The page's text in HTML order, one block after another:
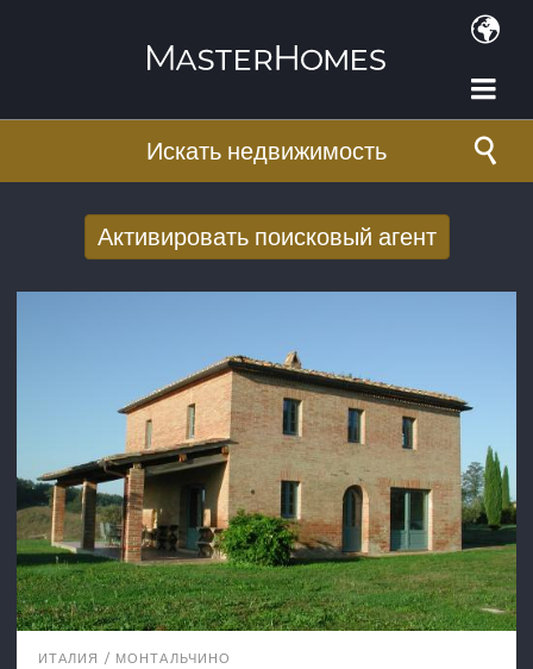
Искать недвижимость
Активировать поисковый агент
электронной почте
E-mail адрес
ИТАЛИЯ МОНТАЛЬЧИНО